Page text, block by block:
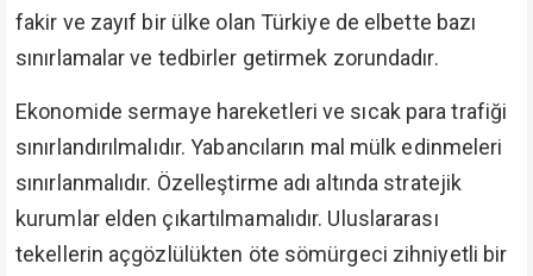
fakir ve zayıf bir ülke olan Türkiye de elbette bazı
sınırlamalar ve tedbirler getirmek zorundadır.
Ekonomide sermaye hareketleri ve sıcak para trafiği
sınırlandırılmalıdır. Yabancıların mal mülk edinmeleri
sınırlanmalıdır. Özelleştirme adı altında stratejik
kurumlar elden çıkartılmamalıdır. Uluslararası
tekellerin açgözlülükten öte sömürgeci zihniyetli bir